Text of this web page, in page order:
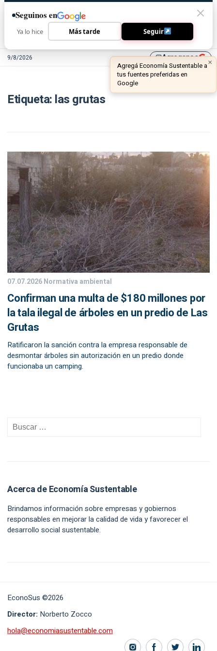
9/8/2026 library_addAgreganos ×
Agregá Economía Sustentable a
tus fuentes preferidas en
Google
Etiqueta: las grutas
07.07.2026Normativa ambiental
Confirman una multa de $180 millones por
la tala ilegal de árboles en un predio de Las
Grutas
Ratificaron la sanción contra la empresa responsable de
desmontar árboles sin autorización en un predio donde
funcionaba un camping.
Acerca de Economía Sustentable
Brindamos información sobre empresas y gobiernos
responsables en mejorar la calidad de vida y favorecer el
desarrollo social sustentable.
EconoSus ©2026
Director: Norberto Zocco
hola@economiasustentable.com
Seguinos en
Ya lo hice Más tarde Seguir